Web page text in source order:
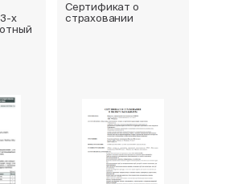
х
Сертификат о
страховании